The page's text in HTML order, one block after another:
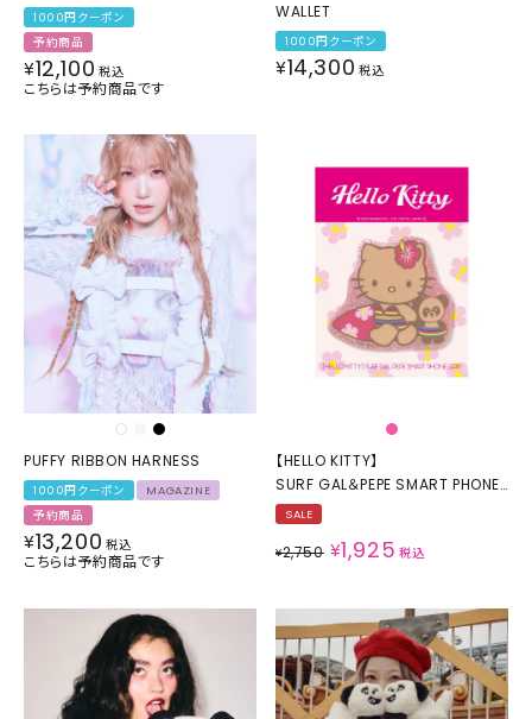
1000円クーポン
予約商品
¥12,100 税込
こちらは予約商品です
WALLET
1000円クーポン
¥14,300 税込
PUFFY RIBBON HARNESS
1000円クーポン
MAGAZINE
予約商品
¥13,200 税込
こちらは予約商品です
【HELLO KITTY】
SURF GAL＆PEPE SMART PHONE
GRIP
SALE
¥2,750 ¥1,925 税込